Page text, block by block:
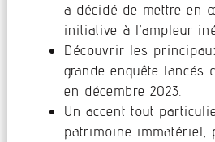
a décidé de mettre en
initiative à l’ampleur
Découvrir les
grande enquête lancés
en décembre 2023.
Un accent tout
patrimoine immatériel,